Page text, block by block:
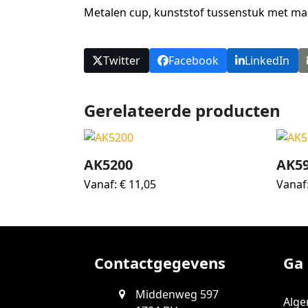
Metalen cup, kunststof tussenstuk met
Twitter Facebook LinkedIn
Gerelateerde producten
AK5200
Vanaf: € 11,05 Vanaf:
Contactgegevens
Middenweg 597